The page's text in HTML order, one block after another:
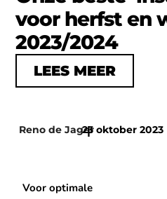
voor herfst en
2023/2024
LEES MEER
Reno de Jager
|
23 oktober 2023
Voor optimale